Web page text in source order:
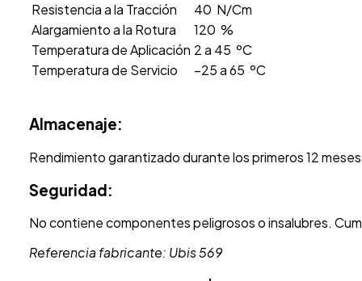
Resistencia a la Tracción
40 N/Cm
Alargamiento a la Rotura
120 %
Temperatura de Aplicación 2 a 45 ºC
Temperatura de Servicio
−25 a 65 ºC
Almacenaje:
Rendimiento garantizado durante los primeros 12
Seguridad:
No contiene componentes peligrosos o insalubres.
Referencia fabricante: Ubis 569